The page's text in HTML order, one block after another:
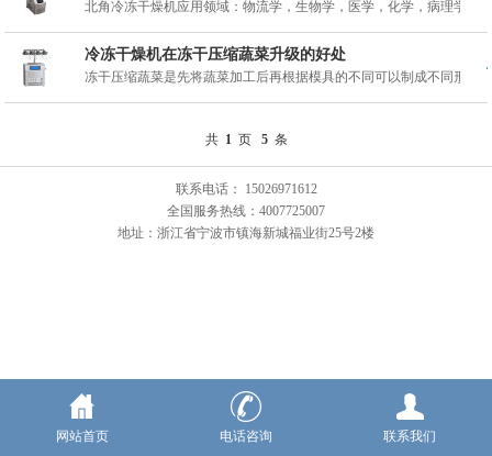
北角冷冻干燥机应用领域：物流学，生物学，医学，化学，病理学，...
冷冻干燥机在冻干压缩蔬菜升级的好处
冻干压缩蔬菜是先将蔬菜加工后再根据模具的不同可以制成不同形状...
共 1 页 5 条
联系电话： 15026971612
全国服务热线：4007725007
地址：浙江省宁波市镇海新城福业街25号2楼
网站首页 电话咨询 联系我们